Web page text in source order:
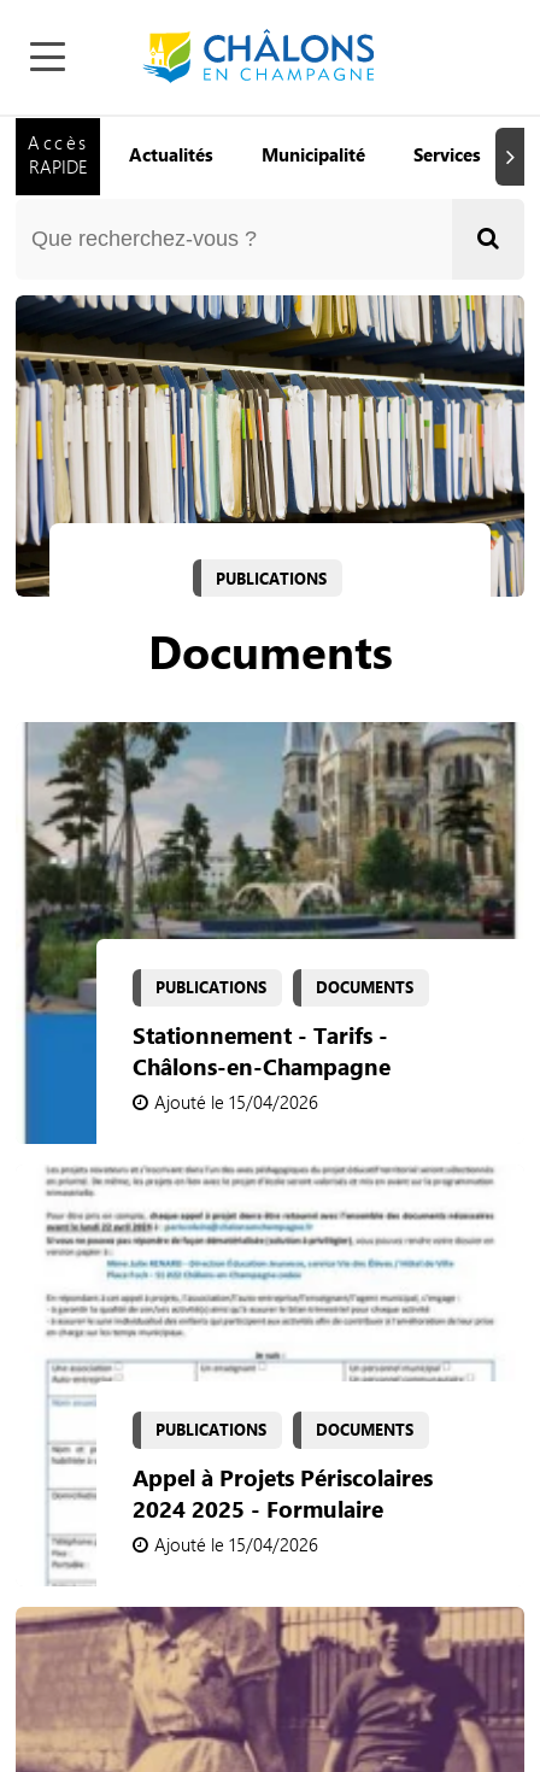
Accès
RAPIDE
Actualités Municipalité Services
PUBLICATIONS
Documents
PUBLICATIONS DOCUMENTS
Stationnement - Tarifs -
Châlons-en-Champagne
Ajouté le 15/04/2026
PUBLICATIONS DOCUMENTS
Appel à Projets Périscolaires
2024 2025 - Formulaire
Ajouté le 15/04/2026